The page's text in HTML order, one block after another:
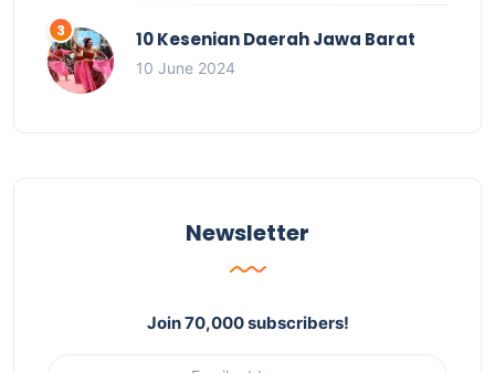
10 Kesenian Daerah Jawa Barat
10 June 2024
Newsletter
Join 70,000 subscribers!